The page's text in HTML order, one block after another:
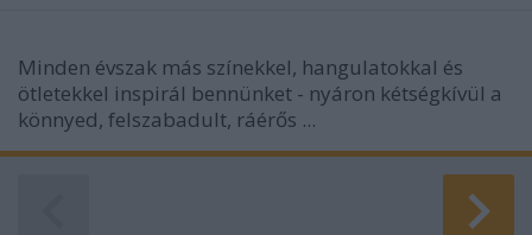
Minden évszak más színekkel, hangulatokkal és
ötletekkel inspirál bennünket - nyáron kétségkívül a
könnyed, felszabadult, ráérős ...